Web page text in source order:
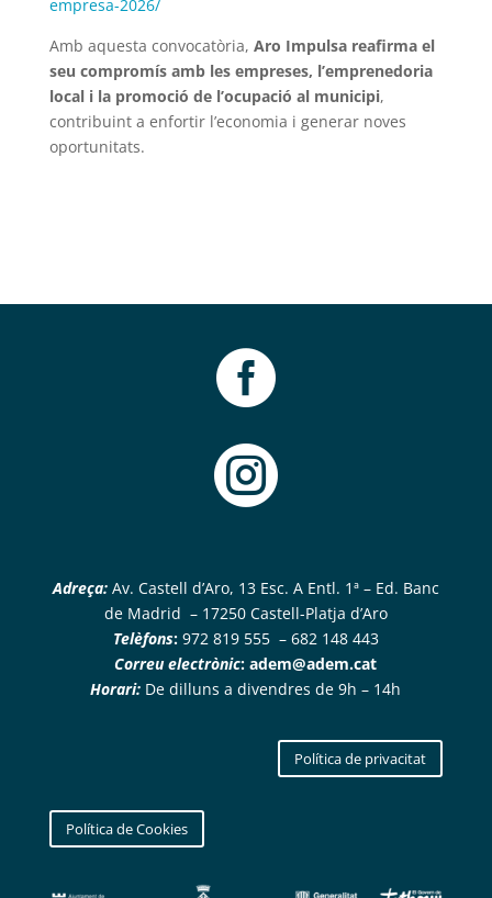
empresa-2026/
Amb aquesta convocatòria, Aro Impulsa reafirma el
seu compromís amb les empreses, l’emprenedoria
local i la promoció de l’ocupació al municipi,
contribuint a enfortir l’economia i generar noves
oportunitats.


Adreça:Av. Castell d’Aro, 13 Esc. A Entl. 1ª – Ed. Banc
de Madrid – 17250 Castell-Platja d’Aro
Telèfons:972 819 555 – 682 148 443
Correu electrònic:adem@adem.cat
Horari: De dilluns a divendres de 9h – 14h
Política de privacitat
Política de Cookies